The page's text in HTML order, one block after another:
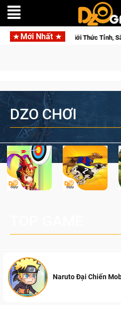
Mới Nhất
Saga: Cửu Giới Thức Tỉnh, Săn DJI
DZO CHƠI
Naruto Đại Chiến